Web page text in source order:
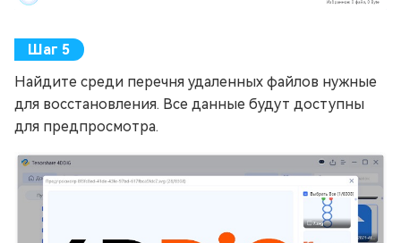
Найдите среди перечня удаленных файлов нужные
для восстановления. Все данные будут доступны
для предпросмотра.